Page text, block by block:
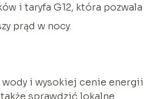
i taryfa G12, która pozwala
prąd w nocy.
wody i wysokiej cenie energii
sprawdzić lokalne